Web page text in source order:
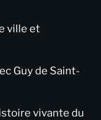
ville et
Guy de Saint-
vivante du